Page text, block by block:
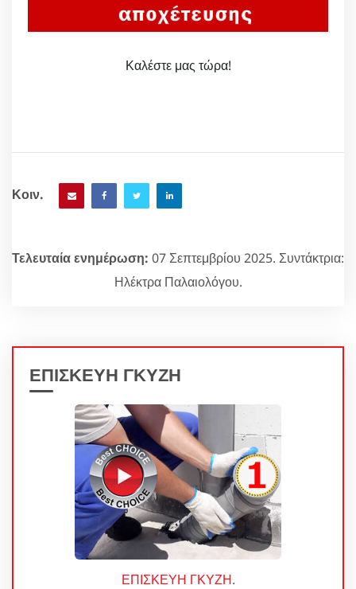
Καλέστε μας τώρα!
Κοιν.
Τελευταία ενημέρωση: 07 Σεπτεμβρίου 2025. Συντάκτρια:
Ηλέκτρα Παλαιολόγου.
ΕΠΙΣΚΕΥΗ ΓΚΥΖΗ
ΕΠΙΣΚΕΥΗ ΓΚΥΖΗ.